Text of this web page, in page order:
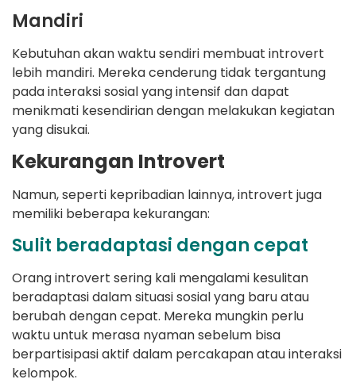
Mandiri
Kebutuhan akan waktu sendiri membuat introvert
lebih mandiri. Mereka cenderung tidak tergantung
pada interaksi sosial yang intensif dan dapat
menikmati kesendirian dengan melakukan kegiatan
yang disukai.
Kekurangan Introvert
Namun, seperti kepribadian lainnya, introvert juga
memiliki beberapa kekurangan:
Sulit beradaptasi dengan cepat
Orang introvert sering kali mengalami kesulitan
beradaptasi dalam situasi sosial yang baru atau
berubah dengan cepat. Mereka mungkin perlu
waktu untuk merasa nyaman sebelum bisa
berpartisipasi aktif dalam percakapan atau interaksi
kelompok.